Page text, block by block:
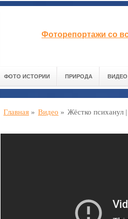
Фоторепортажи со
ФОТО ИСТОРИИ ПРИРОДА ВИДЕО
Главная » Видео » Жёстко